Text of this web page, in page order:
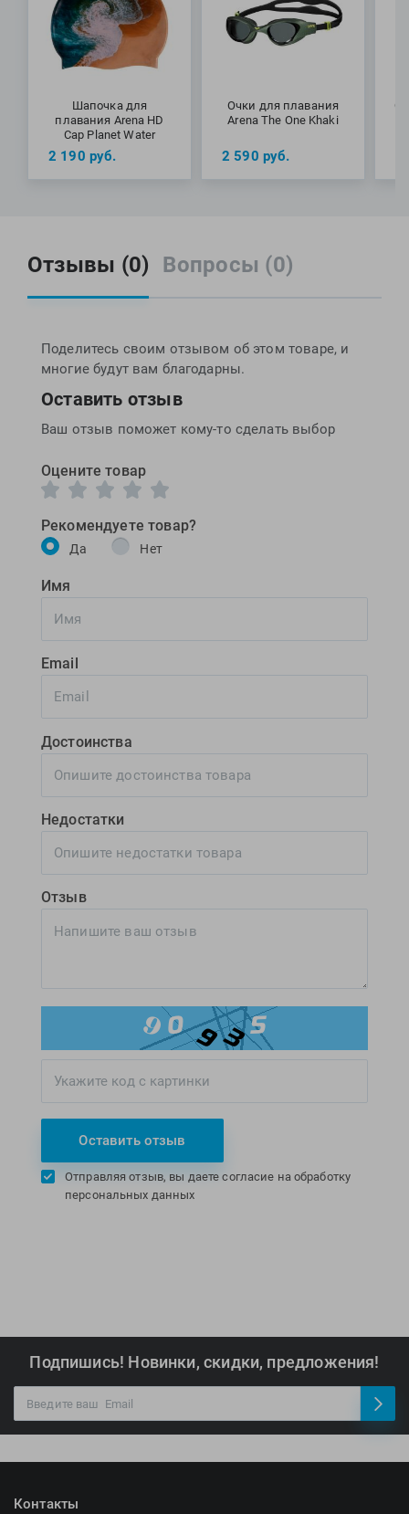
Шапочка для
плавания Arena HD
Cap Planet Water
2 190 руб.
Очки для плавания
Arena The One Khaki
2 590 руб.
Отзывы (0) Вопросы (0)
Поделитесь своим отзывом об этом товаре, и
многие будут вам благодарны.
Оставить отзыв
Ваш отзыв поможет кому-то сделать выбор
Оцените товар
Рекомендуете товар?
Да Нет
Имя
Email
Достоинства
Недостатки
Отзыв
Оставить отзыв
Отправляя отзыв, вы даете согласие на обработку
персональных данных
Подпишись! Новинки, скидки, предложения!
Контакты